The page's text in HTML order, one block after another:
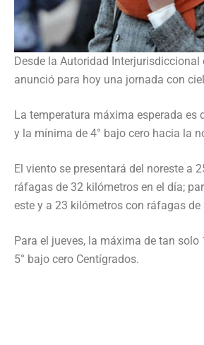
Desde la Autoridad Interjurisdiccional
anunció para hoy una jornada con
La temperatura máxima esperada es
y la mínima de 4° bajo cero hacia la
El viento se presentará del noreste a
ráfagas de 32 kilómetros en el día;
este y a 23 kilómetros con ráfagas
Para el jueves, la máxima de tan
5° bajo cero Centígrados.